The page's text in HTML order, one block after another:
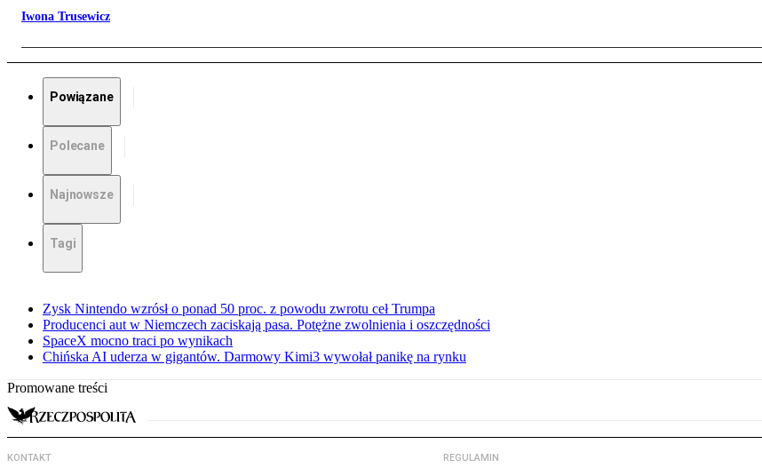
Iwona Trusewicz
Powiązane
Polecane
Najnowsze
Tagi
Zysk Nintendo wzrósł o ponad 50 proc. z powodu zwrotu ceł Trumpa
Producenci aut w Niemczech zaciskają pasa. Potężne zwolnienia i oszczędności
SpaceX mocno traci po wynikach
Chińska AI uderza w gigantów. Darmowy Kimi3 wywołał panikę na rynku
Promowane treści
KONTAKT REGULAMIN